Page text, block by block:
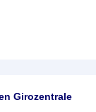
Girozentrale